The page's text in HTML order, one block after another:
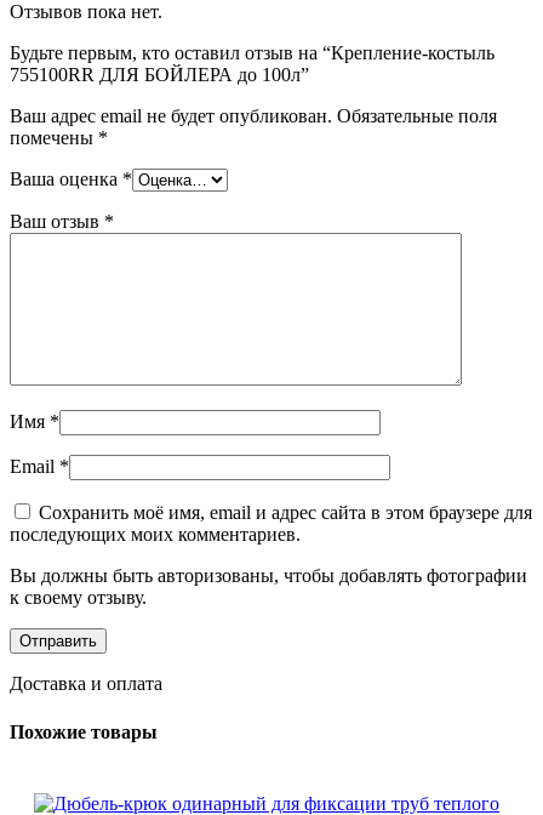
Отзывов пока нет.
Будьте первым, кто оставил отзыв на “Крепление-костыль
755100RR ДЛЯ БОЙЛЕРА до 100л”
Ваш адрес email не будет опубликован. Обязательные поля
помечены *
Ваша оценка *
Ваш отзыв *
Имя *
Email *
Сохранить моё имя, email и адрес сайта в этом браузере для
последующих моих комментариев.
Вы должны быть авторизованы, чтобы добавлять фотографии
к своему отзыву.
Доставка и оплата
Похожие товары